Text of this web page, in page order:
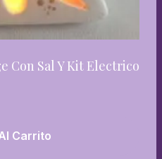
Con Sal Y Kit Electrico
Carrito